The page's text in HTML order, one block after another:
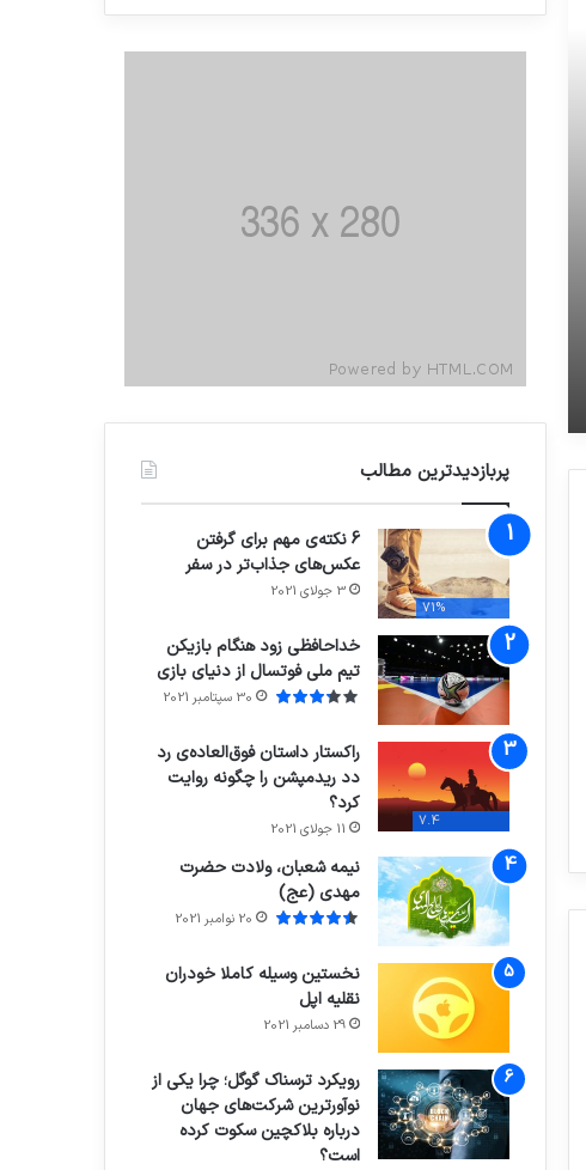
پربازدیدترین مطالب
71%
6 نکته‌ی مهم برای گرفتن
عکس‌های جذاب‌تر در سفر
3 جولای 2021
خداحافظی زود هنگام بازیکن
تیم ملی فوتسال از دنیای بازی
30 سپتامبر 2021
7.4
راکستار داستان فوق‌العاده‌ی رد
دد ریدمپشن را چگونه روایت
کرد؟
11 جولای 2021
نیمه شعبان، ولادت حضرت
مهدی (عج)
20 نوامبر 2021
نخستین وسیله کاملا خودران
نقلیه اپل
29 دسامبر 2021
رویکرد ترسناک گوگل؛ چرا یکی از
نوآورترین شرکت‌های جهان
درباره بلاکچین سکوت کرده
است؟